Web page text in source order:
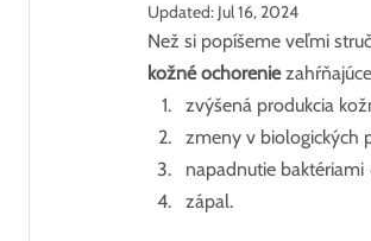
Updated: Jul 16, 2024
Než si popíšeme veľmi
kožné ochorenie zahŕňajúce
zvýšená produkcia
zmeny v biologických
napadnutie baktériami
zápal.